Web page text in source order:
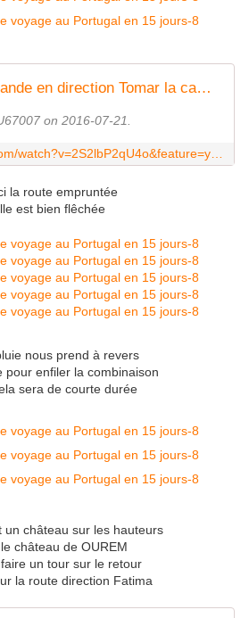
Goldwing Unsersbande en direction Tomar la campagne portugaise 2
on 2016-07-21.
la route empruntée
est bien flêchée
nous prend à revers
pour enfiler la combinaison
sera de courte durée
un château sur les hauteurs
château de OUREM
un tour sur le retour
la route direction Fatima